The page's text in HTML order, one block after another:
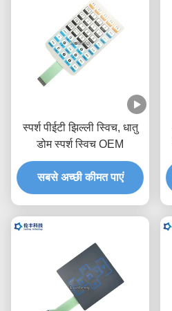
स्पर्श पीईटी झिल्ली स्विच, धातु
डोम स्पर्श स्विच OEM
सबसे अच्छी कीमत पाएं